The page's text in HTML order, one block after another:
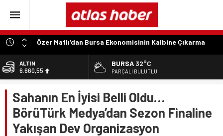
Özer Matlı’dan Bursa Ekonomisinin Kalbine Çıkarma
“Aynı Düzenleme Neden Emeklilere Uygulanmadı?”
“Engelli Emekliliğinde Kazanılmış Haklar Korunmalı,
Belirsizlikler Son Bulmalı”
“Engelliler Bu Ülkede Başarıyı Kimsenin Lütfuyla Değil,
İğneyle Kuyu Kazarak Kazanıyor”
“Bu Ses Siyasi Tartışmaların Değil, Millet Vicdanının
Konusudur”
ALTIN
6.660,55
13.779,39
DOLAR
47,7111
BURSA 32°C
PARÇALI BULUTLU
Sahanın En İyisi Belli Oldu…
BörüTürk Medya’dan Sezon Finaline
Yakışan Dev Organizasyon